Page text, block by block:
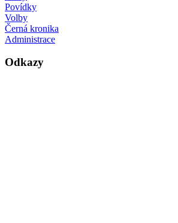
Povídky
Volby
Černá kronika
Administrace
Odkazy